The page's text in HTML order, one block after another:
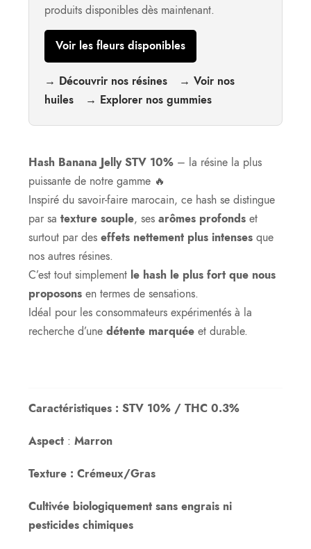
produits disponibles dès maintenant.
Voir les fleurs disponibles
→ Découvrir nos résines
→ Voir nos
huiles
→ Explorer nos gummies
Hash Banana Jelly STV 10% – la résine la plus
puissante de notre gamme 🔥
Inspiré du savoir-faire marocain, ce hash se distingue
par sa texture souple, ses arômes profonds et
surtout par des effets nettement plus intenses que
nos autres résines.
C’est tout simplement le hash le plus fort que nous
proposons en termes de sensations.
Idéal pour les consommateurs expérimentés à la
recherche d’une détente marquée et durable.
Caractéristiques : STV 10% / THC 0.3%
Aspect : Marron
Texture : Crémeux/Gras
Cultivée biologiquement sans engrais ni
pesticides chimiques